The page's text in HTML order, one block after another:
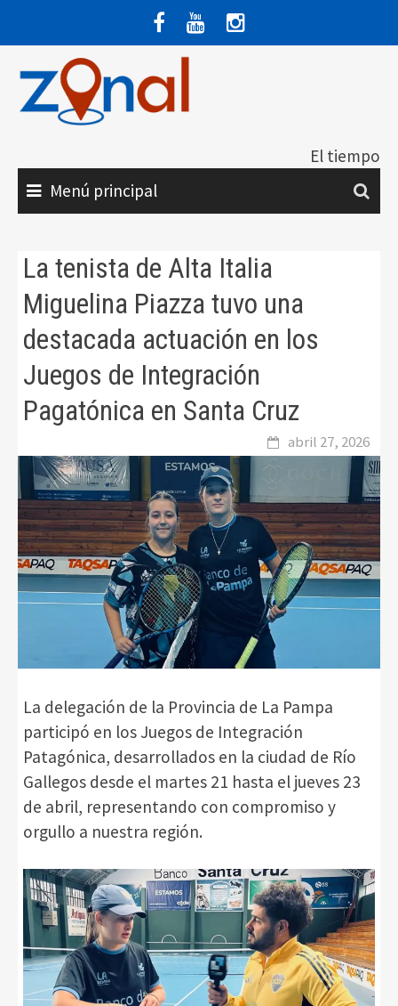
contenido
El tiempo
Menú principal
La tenista de Alta Italia
Miguelina Piazza tuvo una
destacada actuación en los
Juegos de Integración
Pagatónica en Santa Cruz
abril 27, 2026
La delegación de la Provincia de La Pampa
participó en los Juegos de Integración
Patagónica, desarrollados en la ciudad de Río
Gallegos desde el martes 21 hasta el jueves 23
de abril, representando con compromiso y
orgullo a nuestra región.